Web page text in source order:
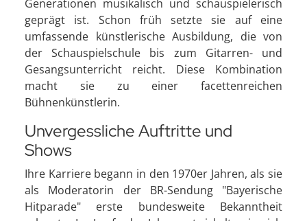
Generationen musikalisch und schauspielerisch
geprägt ist. Schon früh setzte sie auf eine
umfassende künstlerische Ausbildung, die von
der Schauspielschule bis zum Gitarren- und
Gesangsunterricht reicht. Diese Kombination
macht sie zu einer facettenreichen
Bühnenkünstlerin.
Unvergessliche Auftritte und
Shows
Ihre Karriere begann in den 1970er Jahren, als sie
als Moderatorin der BR-Sendung "Bayerische
Hitparade" erste bundesweite Bekanntheit